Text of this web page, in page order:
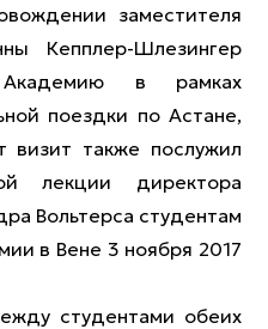
заместителя
Кепплер-Шлезингер
в рамках
поездки по Астане,
также послужил
лекции директора
Вольтерса студентам
в Вене 3 ноября 2017
студентами обеих